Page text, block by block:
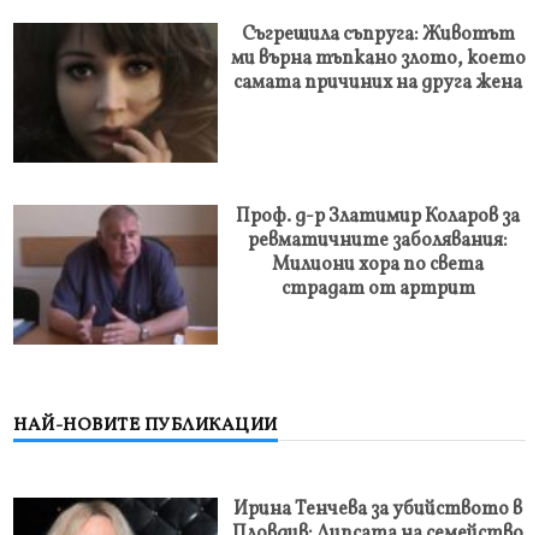
Съгрешила съпруга: Животът
ми върна тъпкано злото, което
самата причиних на друга жена
Проф. д-р Златимир Коларов за
ревматичните заболявания:
Милиони хора по света
страдат от артрит
НАЙ-НОВИТЕ ПУБЛИКАЦИИ
Ирина Тенчева за убийството в